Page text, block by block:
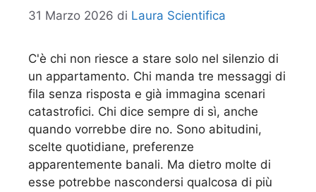
31 Marzo 2026 di Laura Scientifica
C'è chi non riesce a stare solo nel silenzio di
un appartamento. Chi manda tre messaggi di
fila senza risposta e già immagina scenari
catastrofici. Chi dice sempre di sì, anche
quando vorrebbe dire no. Sono abitudini,
scelte quotidiane, preferenze
apparentemente banali. Ma dietro molte di
esse potrebbe nascondersi qualcosa di più